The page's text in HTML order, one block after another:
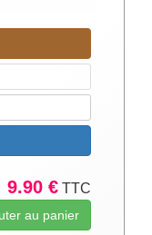
9.90 € TTC